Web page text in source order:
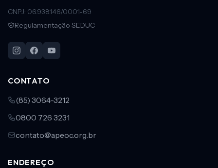
CNPJ: 06.938.146/0001-69
Regulamentação SEDUC
CONTATO
(85) 3064-3212
0800 726 3231
contato@apeoc.org.br
ENDEREÇO